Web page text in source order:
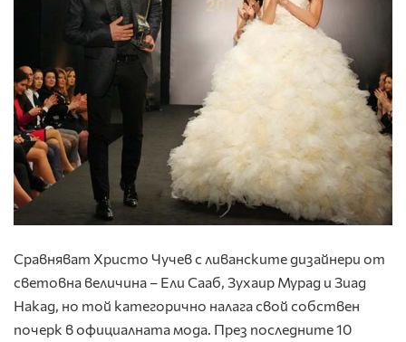
Сравняват Христо Чучев с ливанските дизайнери от
световна величина – Ели Сааб, Зухаир Мурад и Зиад
Накад, но той категорично налага свой собствен
почерк в официалната мода. През последните 10